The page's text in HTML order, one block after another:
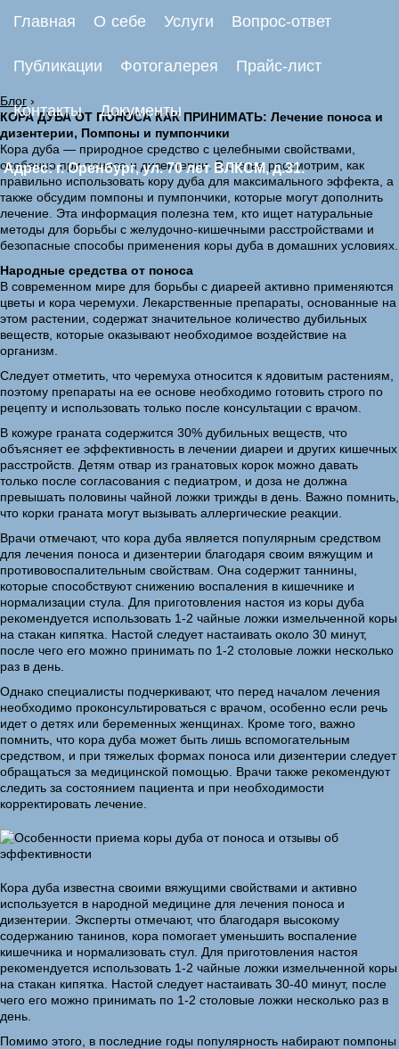
Главная О себе Услуги Вопрос-ответ
Публикации Фотогалерея Прайс-лист
Контакты Документы
Адрес: г. Оренбург, ул. 70 лет ВЛКСМ, д.31.
Блог ›
КОРА ДУБА ОТ ПОНОСА КАК ПРИНИМАТЬ: Лечение поноса и
дизентерии, Помпоны и пумпончики
Кора дуба — природное средство с целебными свойствами,
особенно при поносе и дизентерии. В статье рассмотрим, как
правильно использовать кору дуба для максимального эффекта, а
также обсудим помпоны и пумпончики, которые могут дополнить
лечение. Эта информация полезна тем, кто ищет натуральные
методы для борьбы с желудочно-кишечными расстройствами и
безопасные способы применения коры дуба в домашних условиях.
Народные средства от поноса
В современном мире для борьбы с диареей активно применяются
цветы и кора черемухи. Лекарственные препараты, основанные на
этом растении, содержат значительное количество дубильных
веществ, которые оказывают необходимое воздействие на
организм.
Следует отметить, что черемуха относится к ядовитым растениям,
поэтому препараты на ее основе необходимо готовить строго по
рецепту и использовать только после консультации с врачом.
В кожуре граната содержится 30% дубильных веществ, что
объясняет ее эффективность в лечении диареи и других кишечных
расстройств. Детям отвар из гранатовых корок можно давать
только после согласования с педиатром, и доза не должна
превышать половины чайной ложки трижды в день. Важно помнить,
что корки граната могут вызывать аллергические реакции.
Врачи отмечают, что кора дуба является популярным средством
для лечения поноса и дизентерии благодаря своим вяжущим и
противовоспалительным свойствам. Она содержит таннины,
которые способствуют снижению воспаления в кишечнике и
нормализации стула. Для приготовления настоя из коры дуба
рекомендуется использовать 1-2 чайные ложки измельченной коры
на стакан кипятка. Настой следует настаивать около 30 минут,
после чего его можно принимать по 1-2 столовые ложки несколько
раз в день.
Однако специалисты подчеркивают, что перед началом лечения
необходимо проконсультироваться с врачом, особенно если речь
идет о детях или беременных женщинах. Кроме того, важно
помнить, что кора дуба может быть лишь вспомогательным
средством, и при тяжелых формах поноса или дизентерии следует
обращаться за медицинской помощью. Врачи также рекомендуют
следить за состоянием пациента и при необходимости
корректировать лечение.
Кора дуба известна своими вяжущими свойствами и активно
используется в народной медицине для лечения поноса и
дизентерии. Эксперты отмечают, что благодаря высокому
содержанию танинов, кора помогает уменьшить воспаление
кишечника и нормализовать стул. Для приготовления настоя
рекомендуется использовать 1-2 чайные ложки измельченной коры
на стакан кипятка. Настой следует настаивать 30-40 минут, после
чего его можно принимать по 1-2 столовые ложки несколько раз в
день.
Помимо этого, в последние годы популярность набирают помпоны